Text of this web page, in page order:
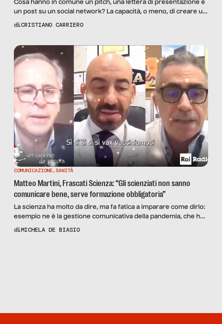
Cosa hanno in comune un pitch, una lettera di presentazione e
un post su un social network? La capacità, o meno, di creare un
legame fortissimo con chi li ascolta o chi li legge. Quasi sempre
diCRISTIANO CARRIERO
COMUNICAZIONE, SANITÀ
Matteo Martini, Frascati Scienza: “Gli scienziati non sanno
comunicare bene, serve formazione obbligatoria”
La scienza ha molto da dire, ma fa fatica a imparare come dirlo:
esempio ne è la gestione comunicativa della pandemia, che ha
intaccato la fiducia dei cittadini nella ricerca. Ne parliamo con il
diMICHELA DE BIASIO